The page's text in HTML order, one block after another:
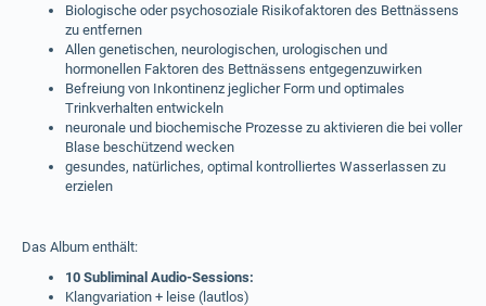
Biologische oder psychosoziale Risikofaktoren des Bettnässens
zu entfernen
Allen genetischen, neurologischen, urologischen und
hormonellen Faktoren des Bettnässens entgegenzuwirken
Befreiung von Inkontinenz jeglicher Form und optimales
Trinkverhalten entwickeln
neuronale und biochemische Prozesse zu aktivieren die bei voller
Blase beschützend wecken
gesundes, natürliches, optimal kontrolliertes Wasserlassen zu
erzielen
Das Album enthält:
10 Subliminal Audio-Sessions:
Klangvariation + leise (lautlos)